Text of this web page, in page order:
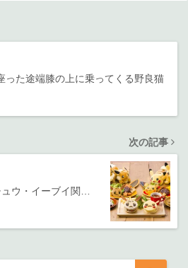
った途端膝の上に乗ってくる野良猫
次の記事
ウ・イーブイ関…